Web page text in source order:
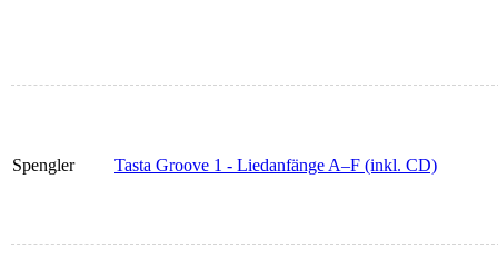
Spengler Tasta Groove 1 - Liedanfänge A–F (inkl. CD)